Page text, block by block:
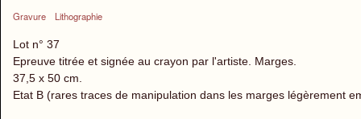
Gravure Lithographie
Lot n° 37
Epreuve titrée et signée au crayon par l'artiste. Marges.
37,5 x 50 cm.
Etat B (rares traces de manipulation dans les marges légèrement